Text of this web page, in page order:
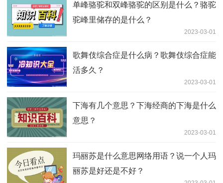
单峰骆驼和双峰骆驼的区别是什么？骆驼
驼峰里储存的是什么？
2023-03-01
歌舞伎综合症是什么病？歌舞伎综合症能
活多久？
2023-03-01
下海有几个意思？下海经商的下海是什么
意思？
2023-03-01
玛丽苏是什么意思网络用语？说一个人玛
丽苏是好还是不好？